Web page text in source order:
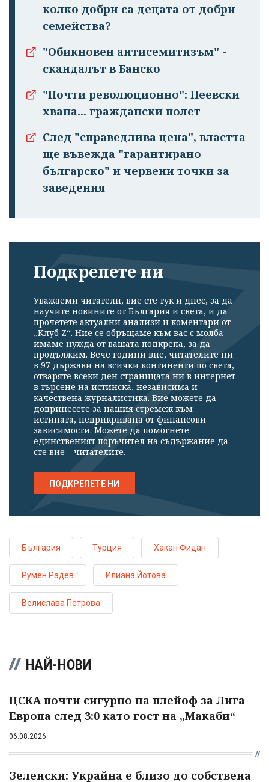
колко добри са децата от добри
семейства?
"Обикновен антисемитизъм" -
скандалът в Банско
"Почти революционно": Пеевски
хвана... граждански полет
След "справедлива цена", властта
ще въвежда "гарантирано
българско" и червени точки за
заведения
Подкрепете ни
Уважаеми читатели, вие сте тук и днес, за да
научите новините от България и света, и да
прочетете актуални анализи и коментари от
„Клуб Z“. Ние се обръщаме към вас с молба –
имаме нужда от вашата подкрепа, за да
продължим. Вече години вие, читателите ни
в 97 държави на всички континенти по света,
отваряте всеки ден страницата ни в интернет
в търсене на истинска, независима и
качествена журналистика. Вие можете да
допринесете за нашия стремеж към
истината, неприкривана от финансови
зависимости. Можете да помогнете
единственият поръчител на съдържание да
сте вие – читателите.
ПОДКРЕПЕТЕ НИ
България Турция Хакан Фидан
Румен Радев Илиана Йотова
Велислава Петрова
НАЙ-НОВИ
ЦСКА почти сигурно на плейоф за Лига
Европа след 3:0 като гост на „Макаби“
06.08.2026
Зеленски: Украйна е близо до собствена